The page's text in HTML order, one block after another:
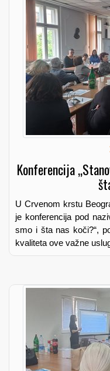
Konferencija
U Crvenom krstu
je konferencija pod
smo i šta nas koči?“,
kvaliteta ove važne